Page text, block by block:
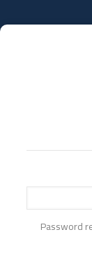
Password